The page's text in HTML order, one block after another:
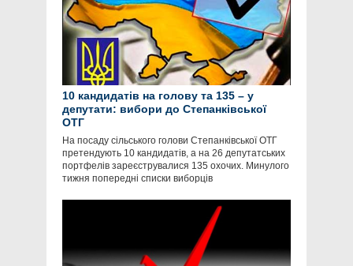
10 кандидатів на голову та 135 – у
депутати: вибори до Степанківської
ОТГ
На посаду сільського голови Степанківської ОТГ
претендують 10 кандидатів, а на 26 депутатських
портфелів зареєструвалися 135 охочих. Минулого
тижня попередні списки виборців